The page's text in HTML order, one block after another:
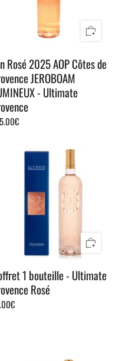
Rosé 2025 AOP Côtes de
JEROBOAM
- Ultimate
1 bouteille - Ultimate
Rosé